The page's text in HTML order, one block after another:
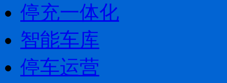
停充一体化
智能车库
停车运营